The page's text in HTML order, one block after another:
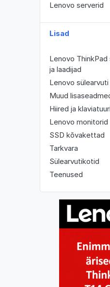
Lenovo serverid
Lisad
Lenovo ThinkPad
ja laadijad
Lenovo
Muud
Hiired ja
Lenovo monitorid
SSD kõvakettad
Tarkvara
Sülearvutikotid
Teenused